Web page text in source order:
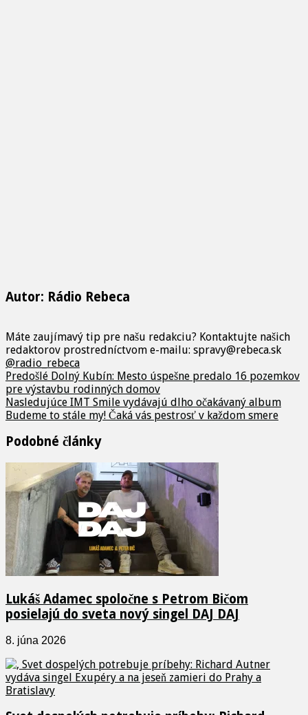
Autor: Rádio Rebeca
Máte zaujímavý tip pre našu redakciu? Kontaktujte našich
redaktorov prostredníctvom e-mailu: spravy@rebeca.sk
@radio_rebeca
Predošlé Dolný Kubín: Mesto úspešne predalo 16 pozemkov
pre výstavbu rodinných domov
Nasledujúce IMT Smile vydávajú dlho očakávaný album
Budeme to stále my! Čaká vás pestrosť v každom smere
Podobné články
Lukáš Adamec spoločne s Petrom Bičom
posielajú do sveta nový singel DAJ DAJ
8. júna 2026